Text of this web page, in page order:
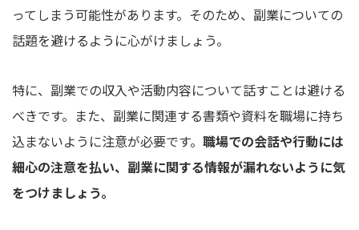
ってしまう可能性があります。そのため、副業についての
話題を避けるように心がけましょう。
特に、副業での収入や活動内容について話すことは避ける
べきです。また、副業に関連する書類や資料を職場に持ち
込まないように注意が必要です。 職場での会話や行動には
細心の注意を払い、副業に関する情報が漏れないように気
をつけましょう。